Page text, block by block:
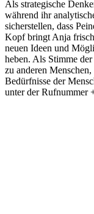
Als strategische
während ihr
sicherstellen, dass
Kopf bringt Anja
neuen Ideen und
heben. Als Stimme
zu anderen
Bedürfnisse der
unter der Rufnummer